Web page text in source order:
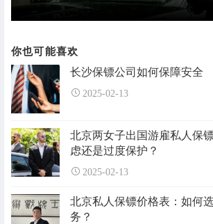
你也可能喜欢
长沙保镖公司如何保障安全
2025-02-13
北京两女子出国游雇私人保
虑还是过度保护？
2025-02-13
北京私人保镖价格表：如何
务？